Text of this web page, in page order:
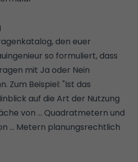
den euer
so formuliert, dass
mit Ja oder Nein
Zum Beispiel: "Ist das
auf die Art der Nutzung
von … Quadratmetern und
… Metern planungsrechtlich